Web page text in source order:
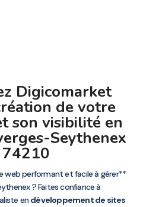
Digicomarket
de votre
son visibilité en
Seythenex
74210
web performant et facile à gérer**
? Faites confiance à
endéveloppement de sites